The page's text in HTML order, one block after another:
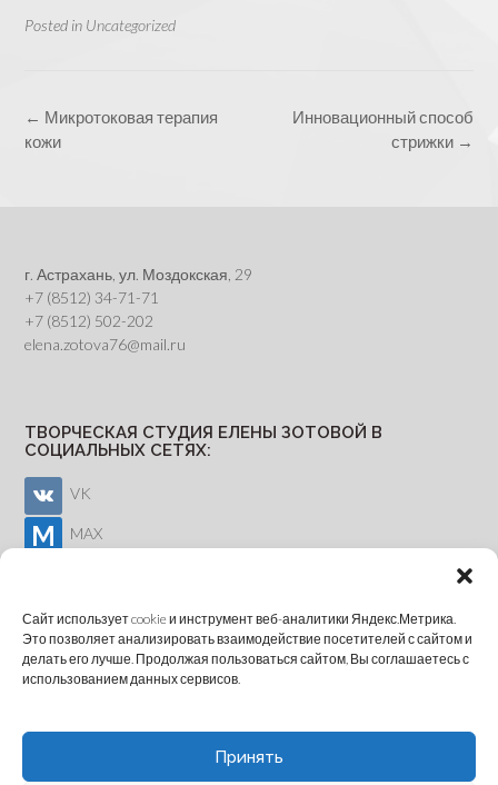
Сайт использует cookie и инструмент веб-аналитики Яндекс.Метрика.
Это позволяет анализировать взаимодействие посетителей с сайтом и
делать его лучше. Продолжая пользоваться сайтом, Вы соглашаетесь с
использованием данных сервисов.
Принять
Posted in Uncategorized
Post
navigation
Инновационный способ
стрижки →
← Микротоковая терапия
кожи
г. Астрахань, ул. Моздокская, 29
+7 (8512) 34-71-71
+7 (8512) 502-202
elena.zotova76@mail.ru
ТВОРЧЕСКАЯ СТУДИЯ ЕЛЕНЫ ЗОТОВОЙ В
СОЦИАЛЬНЫХ СЕТЯХ:
VK
MAX
ОНЛАЙН-ЗАПИСЬ